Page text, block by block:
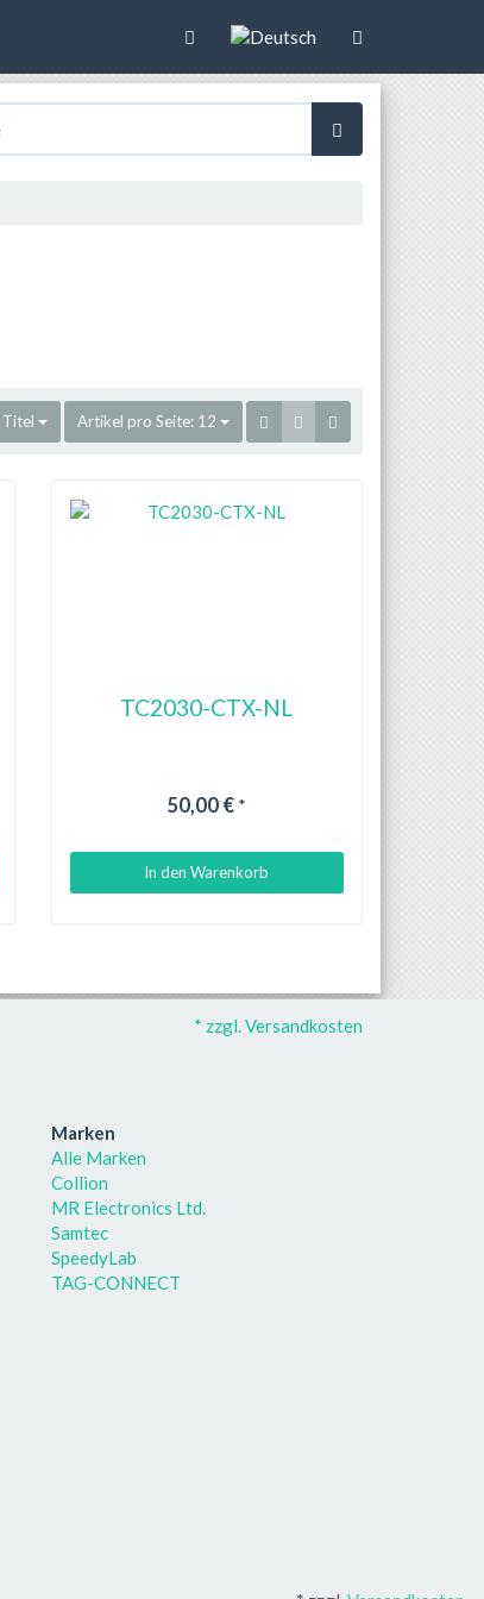
Titel Artikel pro Seite: 12
TC2030-CTX-NL
50,00 € *
In den Warenkorb
* zzgl. Versandkosten
Marken
Alle Marken
Collion
MR Electronics Ltd.
Samtec
SpeedyLab
TAG-CONNECT